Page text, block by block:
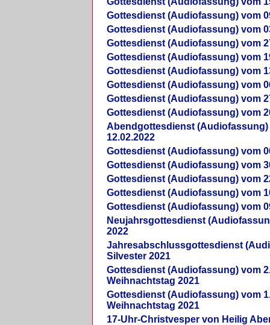
Gottesdienst (Audiofassung) vom
Gottesdienst (Audiofassung) vom
Gottesdienst (Audiofassung) vom
Gottesdienst (Audiofassung) vom
Gottesdienst (Audiofassung) vom
Gottesdienst (Audiofassung) vom
Gottesdienst (Audiofassung) vom
Gottesdienst (Audiofassung) vom
Abendgottesdienst (Audiofassung)
12.02.2022
Gottesdienst (Audiofassung) vom
Gottesdienst (Audiofassung) vom
Gottesdienst (Audiofassung) vom
Gottesdienst (Audiofassung) vom
Gottesdienst (Audiofassung) vom
Neujahrsgottesdienst
2022
Jahresabschlussgottesdienst
Silvester 2021
Gottesdienst (Audiofassung) vom
Weihnachtstag 2021
Gottesdienst (Audiofassung) vom
Weihnachtstag 2021
17-Uhr-Christvesper von Heilig